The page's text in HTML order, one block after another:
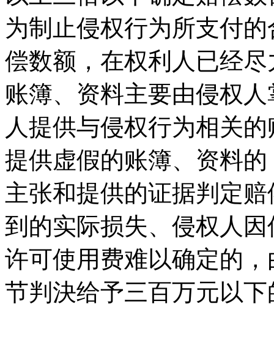
为制止侵权行为所支付
偿数额，在权利人已经
账簿、资料主要由侵权
人提供与侵权行为相关
提供虚假的账簿、资料
主张和提供的证据判定
到的实际损失、侵权人
许可使用费难以确定的
节判決给予三百万元以